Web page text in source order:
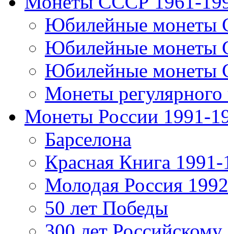
Юбилейные монеты
Юбилейные
Юбилейные
Монеты
Монеты России 1991-
Барселона
Красная Книга 1991-
Молодая Россия
50 лет Победы